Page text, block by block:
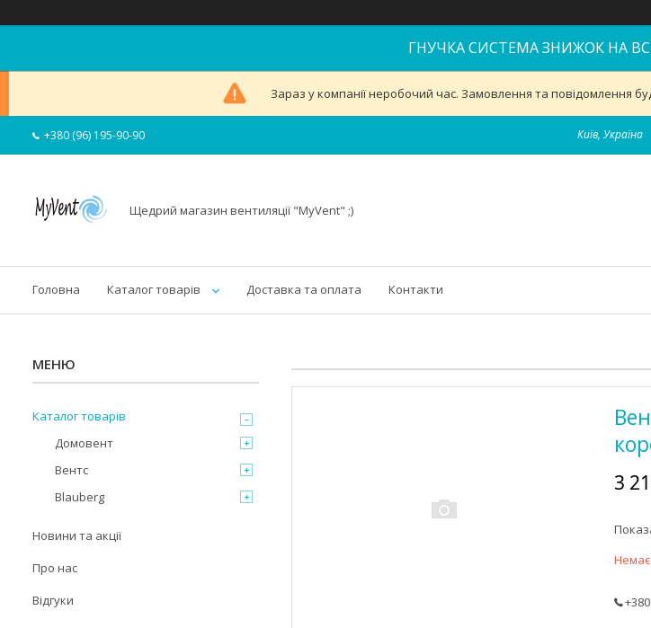
ГНУЧКА СИСТЕМА ЗНИЖОК НА
Зараз у компанії неробочий час. Замовлення та повідомлення
+380 (96) 195-90-90 Київ, Україна
Щедрий магазин вентиляції "MyVent" ;)
Головна Каталог товарів Доставка та оплата Контакти
3
Немає
Каталог товарів
Домовент
Вентс
Blauberg
Новини та акції
Про нас
Відгуки